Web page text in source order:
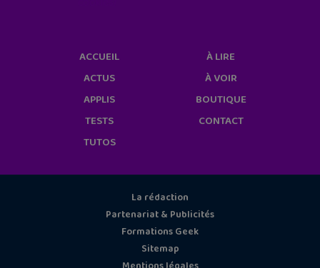
ACCUEIL
ACTUS
APPLIS
TESTS
TUTOS
À LIRE
À VOIR
BOUTIQUE
CONTACT
La rédaction
Partenariat & Publicités
Formations Geek
Sitemap